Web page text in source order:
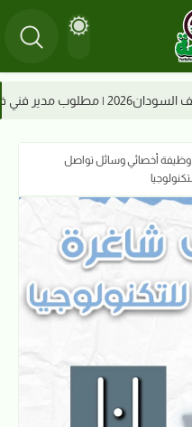
وظيفة أخصائي وسائل تواصل